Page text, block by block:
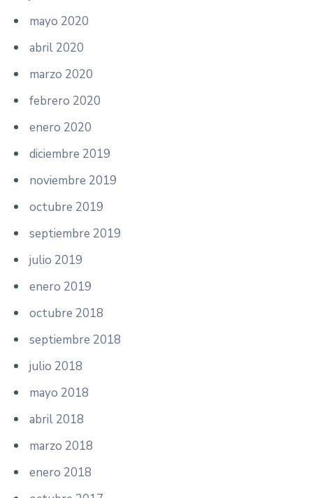
mayo 2020
abril 2020
marzo 2020
febrero 2020
enero 2020
diciembre 2019
noviembre 2019
octubre 2019
septiembre 2019
julio 2019
enero 2019
octubre 2018
septiembre 2018
julio 2018
mayo 2018
abril 2018
marzo 2018
enero 2018